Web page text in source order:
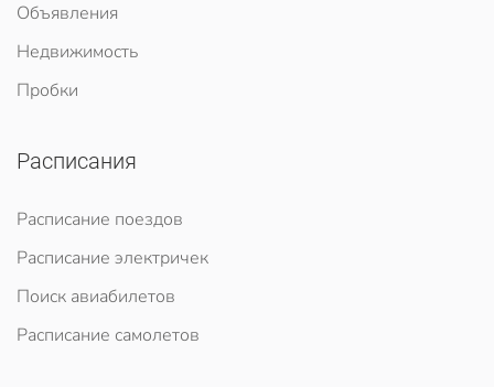
Объявления
Недвижимость
Пробки
Расписания
Расписание поездов
Расписание электричек
Поиск авиабилетов
Расписание самолетов